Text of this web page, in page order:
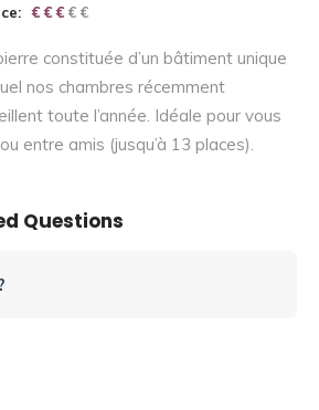
€ € € € €
€ € €
constituée d’un bâtiment unique
nos chambres récemment
toute l’année. Idéale pour vous
entre amis (jusqu’à 13 places).
Questions